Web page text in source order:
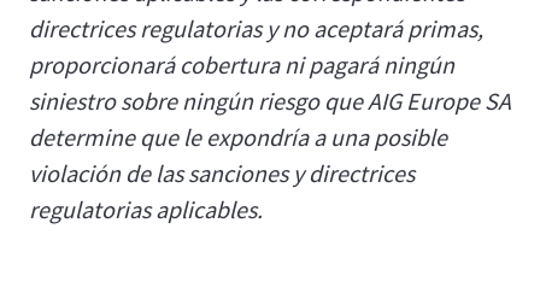
directrices regulatorias y no aceptará primas,
proporcionará cobertura ni pagará ningún
siniestro sobre ningún riesgo que AIG Europe SA
determine que le expondría a una posible
violación de las sanciones y directrices
regulatorias aplicables.